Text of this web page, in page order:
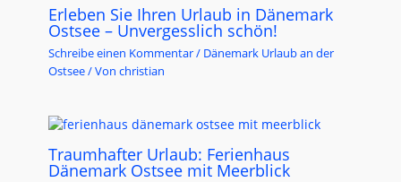
Erleben Sie Ihren Urlaub in Dänemark
Ostsee – Unvergesslich schön!
Schreibe einen Kommentar/ Dänemark Urlaub an der
Ostsee/ Vonchristian
Traumhafter Urlaub: Ferienhaus
Dänemark Ostsee mit Meerblick